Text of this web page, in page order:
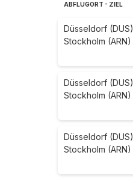
ABFLUGORT - ZIEL
Düsseldorf (DUS)
Stockholm (ARN)
Düsseldorf (DUS)
Stockholm (ARN)
Düsseldorf (DUS)
Stockholm (ARN)